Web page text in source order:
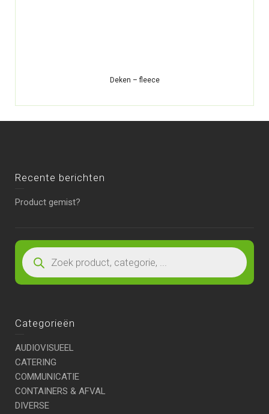
Deken – fleece
Recente berichten
Product gemist?
Categorieën
AUDIOVISUEEL
CATERING
COMMUNICATIE
CONTAINERS & AFVAL
DIVERSE